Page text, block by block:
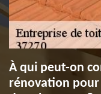
À qui peut-on
rénovation